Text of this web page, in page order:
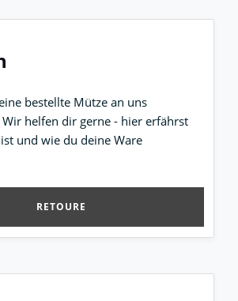
bestellte Mütze an uns
Wir helfen dir gerne - hier erfährst
und wie du deine Ware
RETOURE